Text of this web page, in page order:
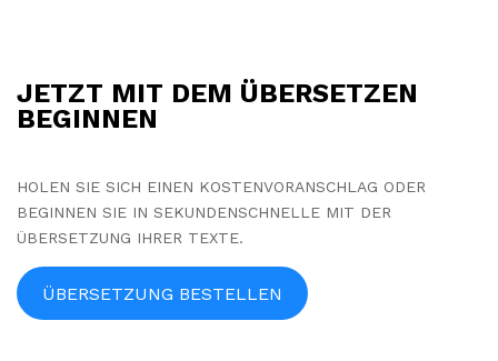
JETZT MIT DEM ÜBERSETZEN
BEGINNEN
HOLEN SIE SICH EINEN KOSTENVORANSCHLAG ODER
BEGINNEN SIE IN SEKUNDENSCHNELLE MIT DER
ÜBERSETZUNG IHRER TEXTE.
ÜBERSETZUNG BESTELLEN